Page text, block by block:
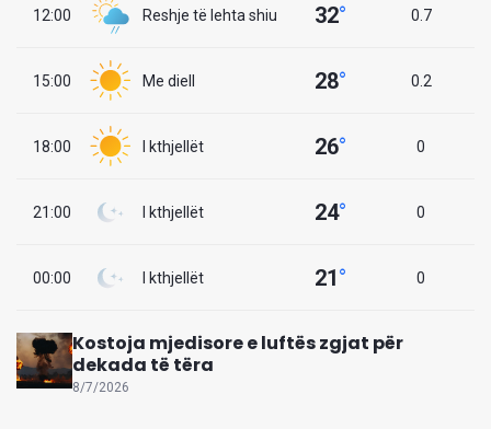
12:00 Reshje të lehta shiu 32° 0.7
15:00 Me diell 28° 0.2
18:00 I kthjellët 26° 0
21:00 I kthjellët 24° 0
00:00 I kthjellët 21° 0
Kostoja mjedisore e luftës zgjat për
dekada të tëra
8/7/2026